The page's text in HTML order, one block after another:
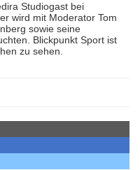
Studiogast bei
wird mit Moderator Tom
sowie seine
Blickpunkt Sport ist
zu sehen.